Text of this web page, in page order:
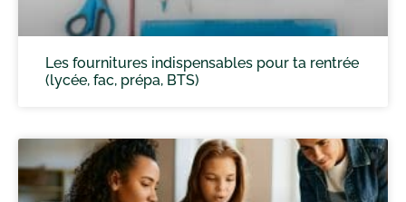
Les fournitures indispensables pour ta rentrée
(lycée, fac, prépa, BTS)